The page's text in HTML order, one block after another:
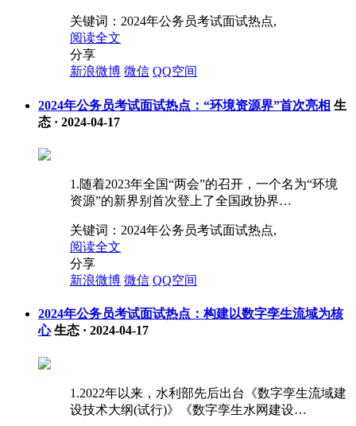
关键词： 2024年公务员考试面试热点,
阅读全文
分享
新浪微博 微信 QQ空间
2024年公务员考试面试热点：“环境资源界”首次亮相 生
态 · 2024-04-17
1.随着2023年全国“两会”的召开，一个名为“环境
资源”的新界别首次登上了全国政协界…
关键词： 2024年公务员考试面试热点,
阅读全文
分享
新浪微博 微信 QQ空间
2024年公务员考试面试热点：构建以数字孪生流域为核
心 生态 · 2024-04-17
1.2022年以来，水利部先后出台《数字孪生流域建
设技术大纲(试行)》《数字孪生水网建设…